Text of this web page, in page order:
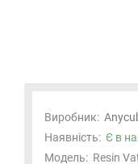
Виробник:
Наявність: Є в
Модель: Resin